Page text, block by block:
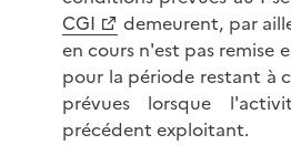
CGI
demeurent, par
en cours n'est pas remise
pour la période restant à
prévues lorsque
précédent exploitant.